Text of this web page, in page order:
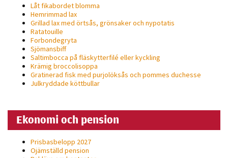
Låt fikabordet blomma
Hemrimmad lax
Grillad lax med örtsås, grönsaker och nypotatis
Ratatouille
Forbondegryta
Sjömansbiff
Saltimbocca på fläsk­ytterfilé eller kyckling
Krämig broccolisoppa
Gratinerad fisk med purjolöksås och pommes duchesse
Julkryddade köttbullar
Ekonomi och pension
Prisbasbelopp 2027
Ojämställd pension